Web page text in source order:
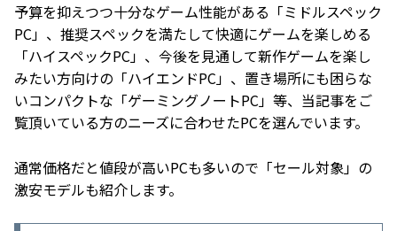
予算を抑えつつ十分なゲーム性能がある「ミドルスペック
PC」、推奨スペックを満たして快適にゲームを楽しめる
「ハイスペックPC」、今後を見通して新作ゲームを楽し
みたい方向けの「ハイエンドPC」、置き場所にも困らな
いコンパクトな「ゲーミングノートPC」等、当記事をご
覧頂いている方のニーズに合わせたPCを選んでいます。
通常価格だと値段が高いPCも多いので「セール対象」の
激安モデルも紹介します。